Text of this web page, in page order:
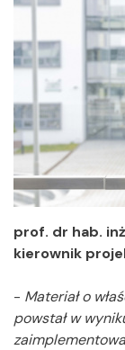
prof. dr hab.
kierownik
- Materiał o
powstał w